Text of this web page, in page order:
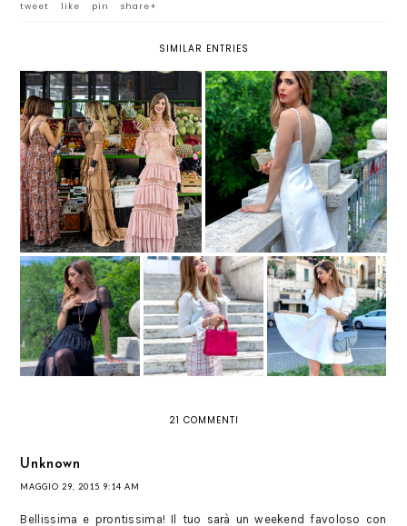
tweet
like pin share+
SIMILAR ENTRIES
TREND ESTATE 2019: MAXI
DRESS A BALZE
VESTITO BIANCO CON LA
SCHIENA SCOPERTA E TANTE
PERLE
TUTTA LA BELLEZZA
DELLA NATURA NEI
GIOIELLI NOMADIC
DI
ANMICOLLECTIONS
TRE NUOVI LOOK
PRIMAVERILI
TREND ALERT: LE
MANICHE A
PALLONCINO
TORNANO A FARCI
SOGNARE CON IL
LORO VOLUME
21 COMMENTI
Unknown
MAGGIO 29, 2015 9:14 AM
Bellissima e prontissima! Il tuo sarà un weekend favoloso con